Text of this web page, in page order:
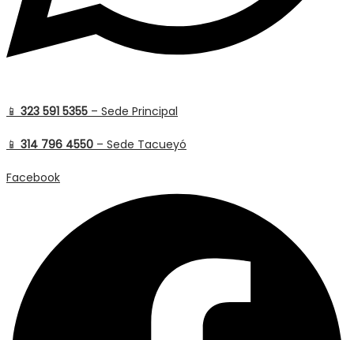
📱 323 591 5355 – Sede Principal
📱 314 796 4550 – Sede Tacueyó
Facebook